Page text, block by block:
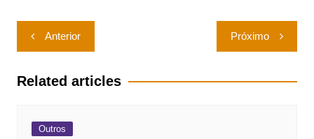
Navegação
de
Post
Anterior Próximo
Related articles
Outros